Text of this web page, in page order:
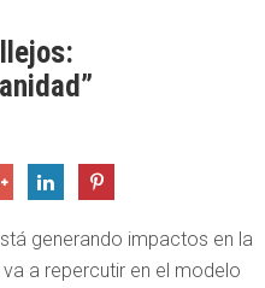
generando impactos en la
a repercutir en el modelo